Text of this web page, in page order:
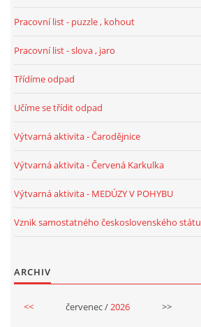
UČTE DĚTI PROŽITKEM
SENZORY PLAY
POLYTECHNICKÉ ČINNOSTI
MOTIVAČNÍ CITÁTY PRO UČITELE
Pracovní list - puzzle , kohout
Pracovní list - slova , jaro
Třídíme odpad
Učíme se třídit odpad
Výtvarná aktivita - Čarodějnice
Výtvarná aktivita - Červená Karkulka
Výtvarná aktivita - MEDÚZY V POHYBU
Vznik samostatného československého státu
ARCHIV
<< červenec /2026 >>